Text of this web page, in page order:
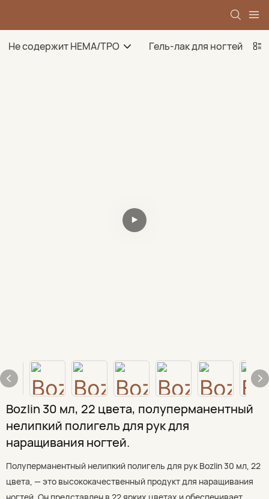
Не содержит HEMA/TPO Гель-лак для ногтей
Bozlin 30 мл, 22 цвета, полуперманентный
нелипкий полигель для рук для
наращивания ногтей.
Полуперманентный нелипкий полигель для рук Bozlin 30 мл, 22
цвета, — это высококачественный продукт для наращивания